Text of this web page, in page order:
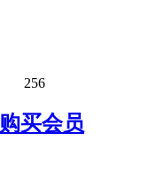
256
购买会员